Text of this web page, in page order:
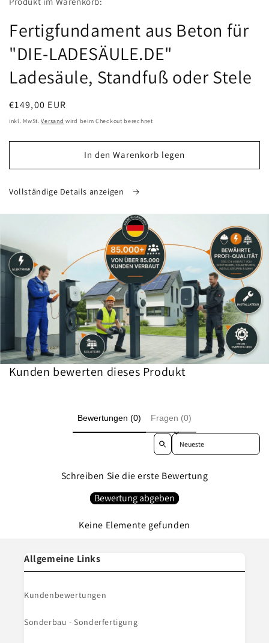
öffnen
Fertigfundament aus Beton für
"DIE-LADESÄULE.DE"
Ladesäule, Standfuß oder Stele
Normaler
Preis
€149,00 EUR
inkl. MwSt.Versand wird beim Checkout berechnet
In den Warenkorb legen
Vollständige Details anzeigen
Kunden bewerten dieses Produkt
Bewertungen (0) Fragen (0)
Sort reviews by
Schreiben Sie die erste Bewertung
Bewertung abgeben
Keine Elemente gefunden
Allgemeine Links
Kundenbewertungen
Sonderbau - Sonderfertigung